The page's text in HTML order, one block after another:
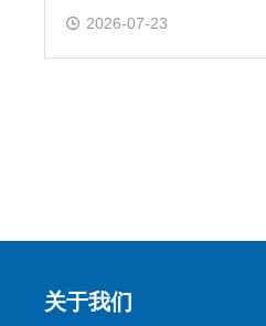
2026-07-23
关于我们